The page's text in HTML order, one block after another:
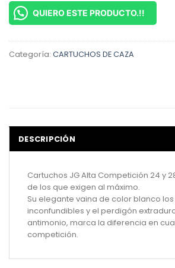
QUIERO ESTE PRODUCTO.!!
Categoría: CARTUCHOS DE CAZA
DESCRIPCIÓN
Cartuchos JG Alta Competición 24 y
de los que exigen al máximo.
Su elegante vaina de color blanco
inconfundibles y el perdigón
antimonio, marca la diferencia en
competición.